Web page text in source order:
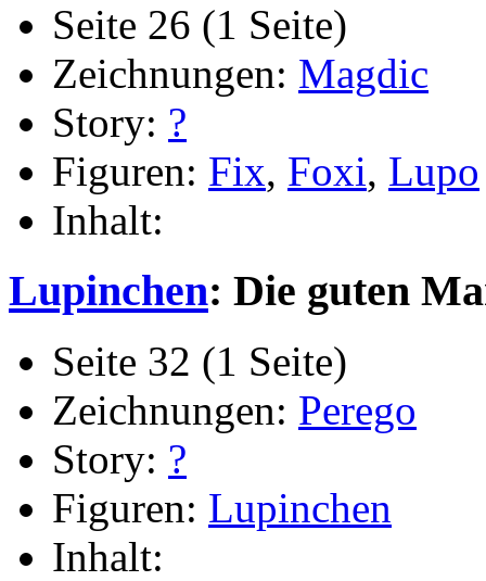
Seite 26 (1 Seite)
Zeichnungen: Magdic
Story: ?
Figuren: Fix, Foxi, Lupo
Inhalt:
Lupinchen: Die guten
Seite 32 (1 Seite)
Zeichnungen: Perego
Story: ?
Figuren: Lupinchen
Inhalt: